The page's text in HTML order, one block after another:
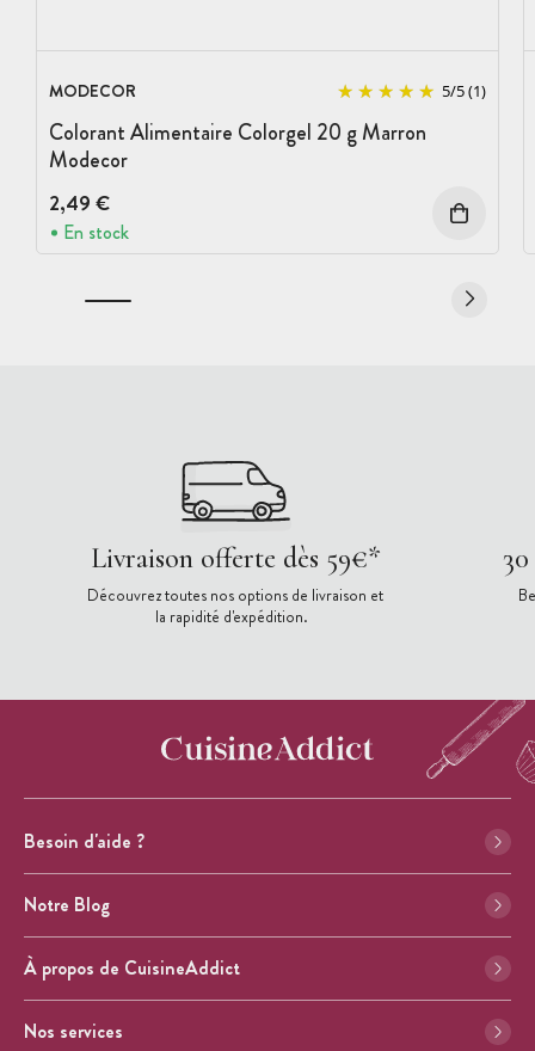
MODECOR 5/5(1)
Colorant Alimentaire Colorgel 20 g Marron
Modecor
2,49 €
En stock
Livraison offerte dès 59€*
Découvrez toutes nos options de livraison et
la rapidité d'expédition.
Besoin d'aide ?
Notre Blog
À propos de CuisineAddict
Nos services